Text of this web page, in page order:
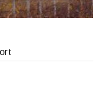
An12, UR-CGV